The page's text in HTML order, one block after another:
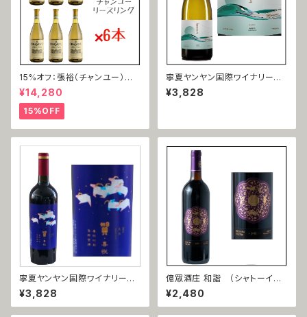
15%オフ：張裕（チャンユー）
雷司令（リースリング）2021
¥14,280
15%OFF
寧夏ヤンヤン国際ワイナリー
霞多麗（シャルドネ）2021
¥3,828
寧夏ヤンヤン国際ワイナリー
美楽（メルロー）2018
¥3,828
億眾酒庄 和諧 （シャトーイー
ゾン ワカイ） 赤霞珠（カベルネ
ソーヴィニョン）2018
¥2,480